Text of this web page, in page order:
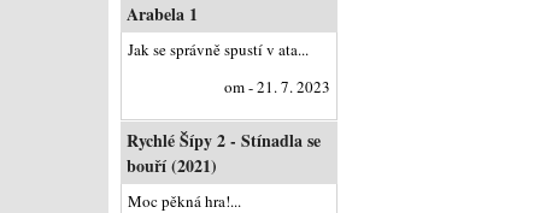
Arabela 1
Jak se správně spustí v ata...
om - 21. 7. 2023
Rychlé Šípy 2 - Stínadla se
bouří (2021)
Moc pěkná hra!...